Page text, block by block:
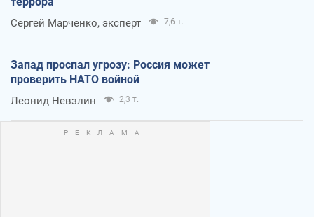
Сергей Марченко, эксперт 7,6 т.
Запад проспал угрозу: Россия может
проверить НАТО войной
Леонид Невзлин 2,3 т.